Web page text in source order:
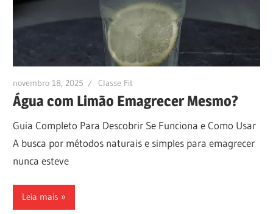
novembro 18, 2025 Classe Fit
Água com Limão Emagrecer Mesmo?
Guia Completo Para Descobrir Se Funciona e Como Usar
A busca por métodos naturais e simples para emagrecer
nunca esteve
Leia mais